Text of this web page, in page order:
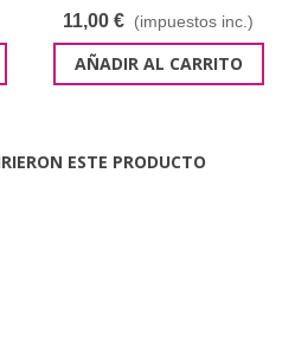
intenso 60 ml
11,00 € (impuestos inc.)
AÑADIR AL CARRITO
ESTE PRODUCTO